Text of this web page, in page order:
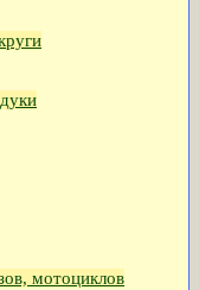
мотоциклов